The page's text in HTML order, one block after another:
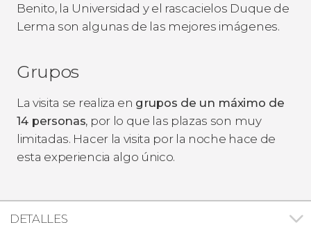
Benito, la Universidad y el rascacielos Duque de
Lerma son algunas de las mejores imágenes.
Grupos
La visita se realiza en grupos de un máximo de
14 personas, por lo que las plazas son muy
limitadas. Hacer la visita por la noche hace de
esta experiencia algo único.
DETALLES